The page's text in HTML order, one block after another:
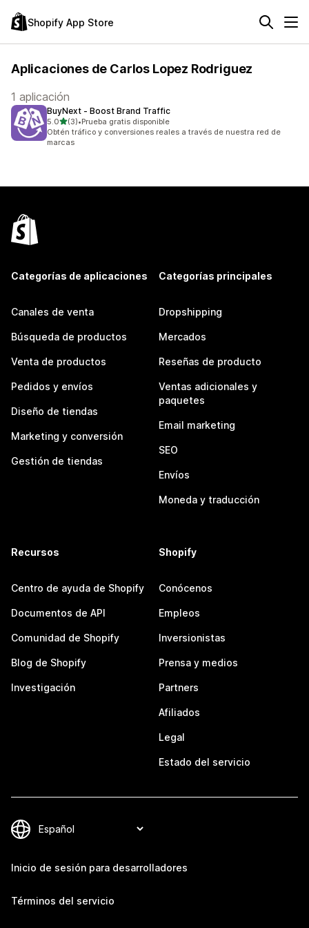
Shopify App Store
Aplicaciones de Carlos Lopez Rodriguez
1 aplicación
BuyNext ‑ Boost Brand Traffic
5.0de 5 estrellas
(3)
3 reseñas en total
•Prueba gratis disponible
Obtén tráfico y conversiones reales a través de nuestra red de
marcas
Categorías de aplicaciones
Canales de venta
Búsqueda de productos
Venta de productos
Pedidos y envíos
Diseño de tiendas
Marketing y conversión
Gestión de tiendas
Categorías principales
Dropshipping
Mercados
Reseñas de producto
Ventas adicionales y
paquetes
Email marketing
SEO
Envíos
Moneda y traducción
Recursos
Centro de ayuda de Shopify
Documentos de API
Comunidad de Shopify
Blog de Shopify
Investigación
Shopify
Conócenos
Empleos
Inversionistas
Prensa y medios
Partners
Afiliados
Legal
Estado del servicio
Inicio de sesión para desarrolladores
Términos del servicio